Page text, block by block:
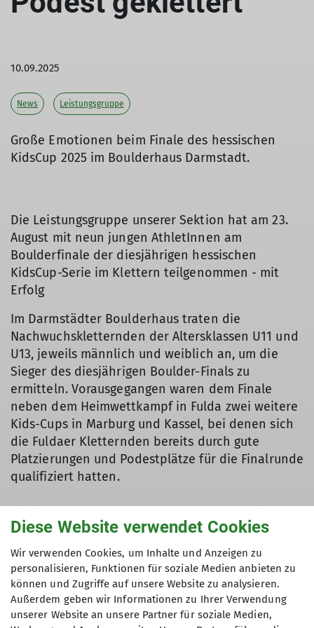
10.09.2025
News Leistungsgruppe
Große Emotionen beim Finale des hessischen
KidsCup 2025 im Boulderhaus Darmstadt.
Die Leistungsgruppe unserer Sektion hat am 23.
August mit neun jungen AthletInnen am
Boulderfinale der diesjährigen hessischen
KidsCup-Serie im Klettern teilgenommen - mit
Erfolg
Im Darmstädter Boulderhaus traten die
Nachwuchskletternden der Altersklassen U11 und
U13, jeweils männlich und weiblich an, um die
Sieger des diesjährigen Boulder-Finals zu
ermitteln. Vorausgegangen waren dem Finale
neben dem Heimwettkampf in Fulda zwei weitere
Kids-Cups in Marburg und Kassel, bei denen sich
die Fuldaer Kletternden bereits durch gute
Platzierungen und Podestplätze für die Finalrunde
qualifiziert hatten.
Für viele der jungen AthletInnen war das Finale
der erste Wettkampf, der sich am nationalen
Regelwerk orientierte - ein aufregendes Erlebnis.
Im Halbfinale mussten zunächst fünf Boulder im
Flash-Format gemeistert werden, im Finale waren
sie dann in den vier zu kletternden Boulder auf
sich allein gestellt.
Diese Website verwendet Cookies
Wir verwenden Cookies, um Inhalte und Anzeigen zu
personalisieren, Funktionen für soziale Medien anbieten zu
können und Zugriffe auf unsere Website zu analysieren.
Außerdem geben wir Informationen zu Ihrer Verwendung
unserer Website an unsere Partner für soziale Medien,